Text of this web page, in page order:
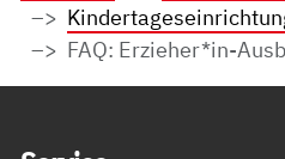
FAQ: Erzieher*in-